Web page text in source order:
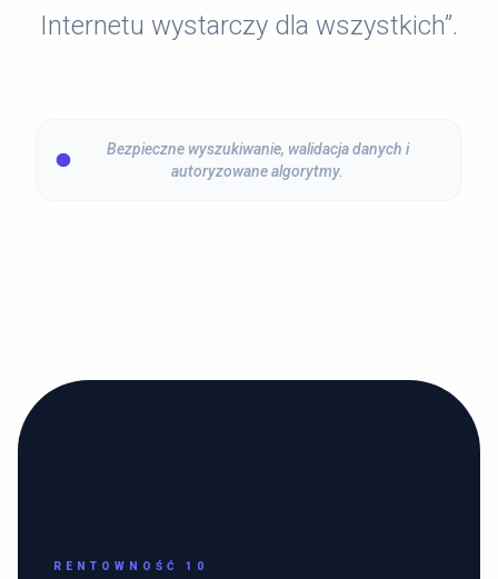
Internetu wystarczy dla wszystkich”.
Bezpieczne wyszukiwanie, walidacja danych i
autoryzowane algorytmy.
RENTOWNOŚĆ 10